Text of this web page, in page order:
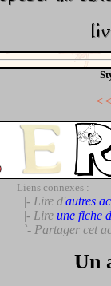
Liens connexes :
|- Lire d'autres
|- Lire une fiche
`- Partager cet
Un